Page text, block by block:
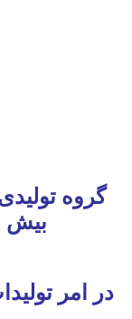
گروه
بیش
در امر